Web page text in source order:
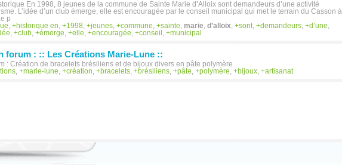
En 1998, 8 jeunes de la commune de Sainte Marie d’Alloix sont demandeurs d’une activité
L’idée d’un club émerge, elle est encouragée par le conseil municipal qui met le terrain du Casson à
p
historique en 1998 jeunes commune sainte marie d’alloix sont demandeurs d’une
club émerge elle encouragée conseil municipal
forum : :: Les Créations Marie-Lune ::
: Création de bracelets brésiliens et de bijoux divers en pâte polymère
marie-lune création bracelets brésiliens pâte polymère bijoux artisanat